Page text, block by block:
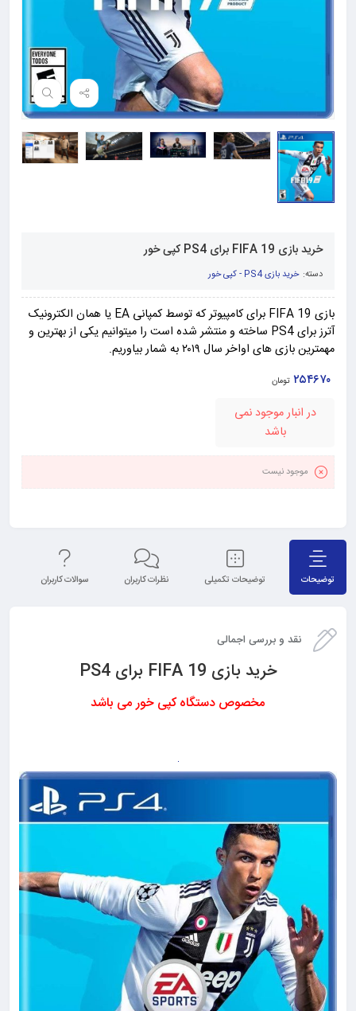
خرید بازی FIFA 19 برای PS4 کپی خور
دسته: خرید بازی PS4 - کپی خور
بازی FIFA 19 برای کامپیوتر که توسط کمپانی EA یا همان الکترونیک
آترز برای PS4 ساخته و منتشر شده است را میتوانیم یکی از بهترین و
مهمترین بازی های اواخر سال ۲۰۱۹ به شمار بیاوریم.
۲۵۴۶۷۰ تومان
در انبار موجود نمی
باشد
موجود نیست
توضیحات توضیحات تکمیلی نظرات کاربران سوالات کاربران
نقد و بررسی اجمالی
خرید بازی FIFA 19 برای PS4
مخصوص دستگاه کپی خور می باشد